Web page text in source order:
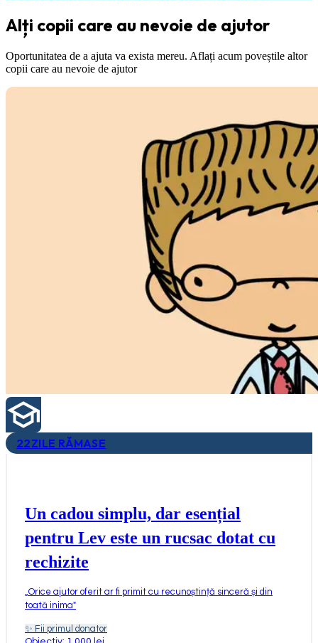
Alți copii care au nevoie de ajutor
Oportunitatea de a ajuta va exista mereu. Aflați acum poveștile altor
copii care au nevoie de ajutor
22ZILE RĂMASE
Un cadou simplu, dar esențial
pentru Lev este un rucsac dotat cu
rechizite
Orice ajutor oferit ar fi primit cu recunoștință sinceră și din
toată inima"
✨ Fii primul donator